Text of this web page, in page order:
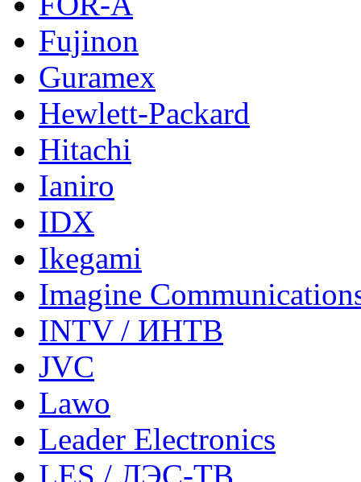
Fujinon
Guramex
Hewlett-Packard
Hitachi
Ianiro
IDX
Ikegami
Imagine
INTV / ИНТВ
JVC
Lawo
Leader Electronics